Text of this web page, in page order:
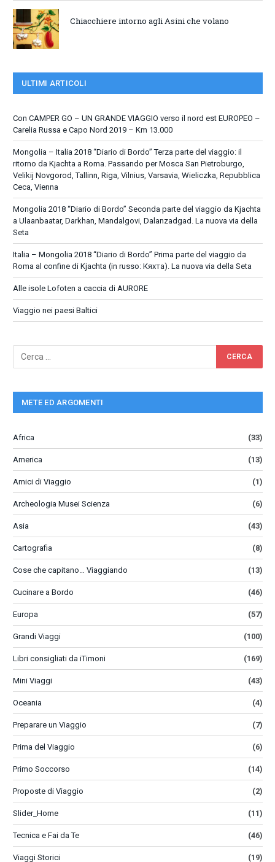
Chiacchiere intorno agli Asini che volano
ULTIMI ARTICOLI
Con CAMPER GO – UN GRANDE VIAGGIO verso il nord est EUROPEO –
Carelia Russa e Capo Nord 2019 – Km 13.000
Mongolia – Italia 2018 “Diario di Bordo” Terza parte del viaggio: il
ritorno da Kjachta a Roma. Passando per Mosca San Pietroburgo,
Velikij Novgorod, Tallinn, Riga, Vilnius, Varsavia, Wieliczka, Repubblica
Ceca, Vienna
Mongolia 2018 “Diario di Bordo” Seconda parte del viaggio da Kjachta
a Ulaanbaatar, Darkhan, Mandalgovi, Dalanzadgad. La nuova via della
Seta
Italia – Mongolia 2018 “Diario di Bordo” Prima parte del viaggio da
Roma al confine di Kjachta (in russo: Кяхта). La nuova via della Seta
Alle isole Lofoten a caccia di AURORE
Viaggio nei paesi Baltici
METE ED ARGOMENTI
Africa (33)
America (13)
Amici di Viaggio (1)
Archeologia Musei Scienza (6)
Asia (43)
Cartografia (8)
Cose che capitano… Viaggiando (13)
Cucinare a Bordo (46)
Europa (57)
Grandi Viaggi (100)
Libri consigliati da iTimoni (169)
Mini Viaggi (43)
Oceania (4)
Preparare un Viaggio (7)
Prima del Viaggio (6)
Primo Soccorso (14)
Proposte di Viaggio (2)
Slider_Home (11)
Tecnica e Fai da Te (46)
Viaggi Storici (19)